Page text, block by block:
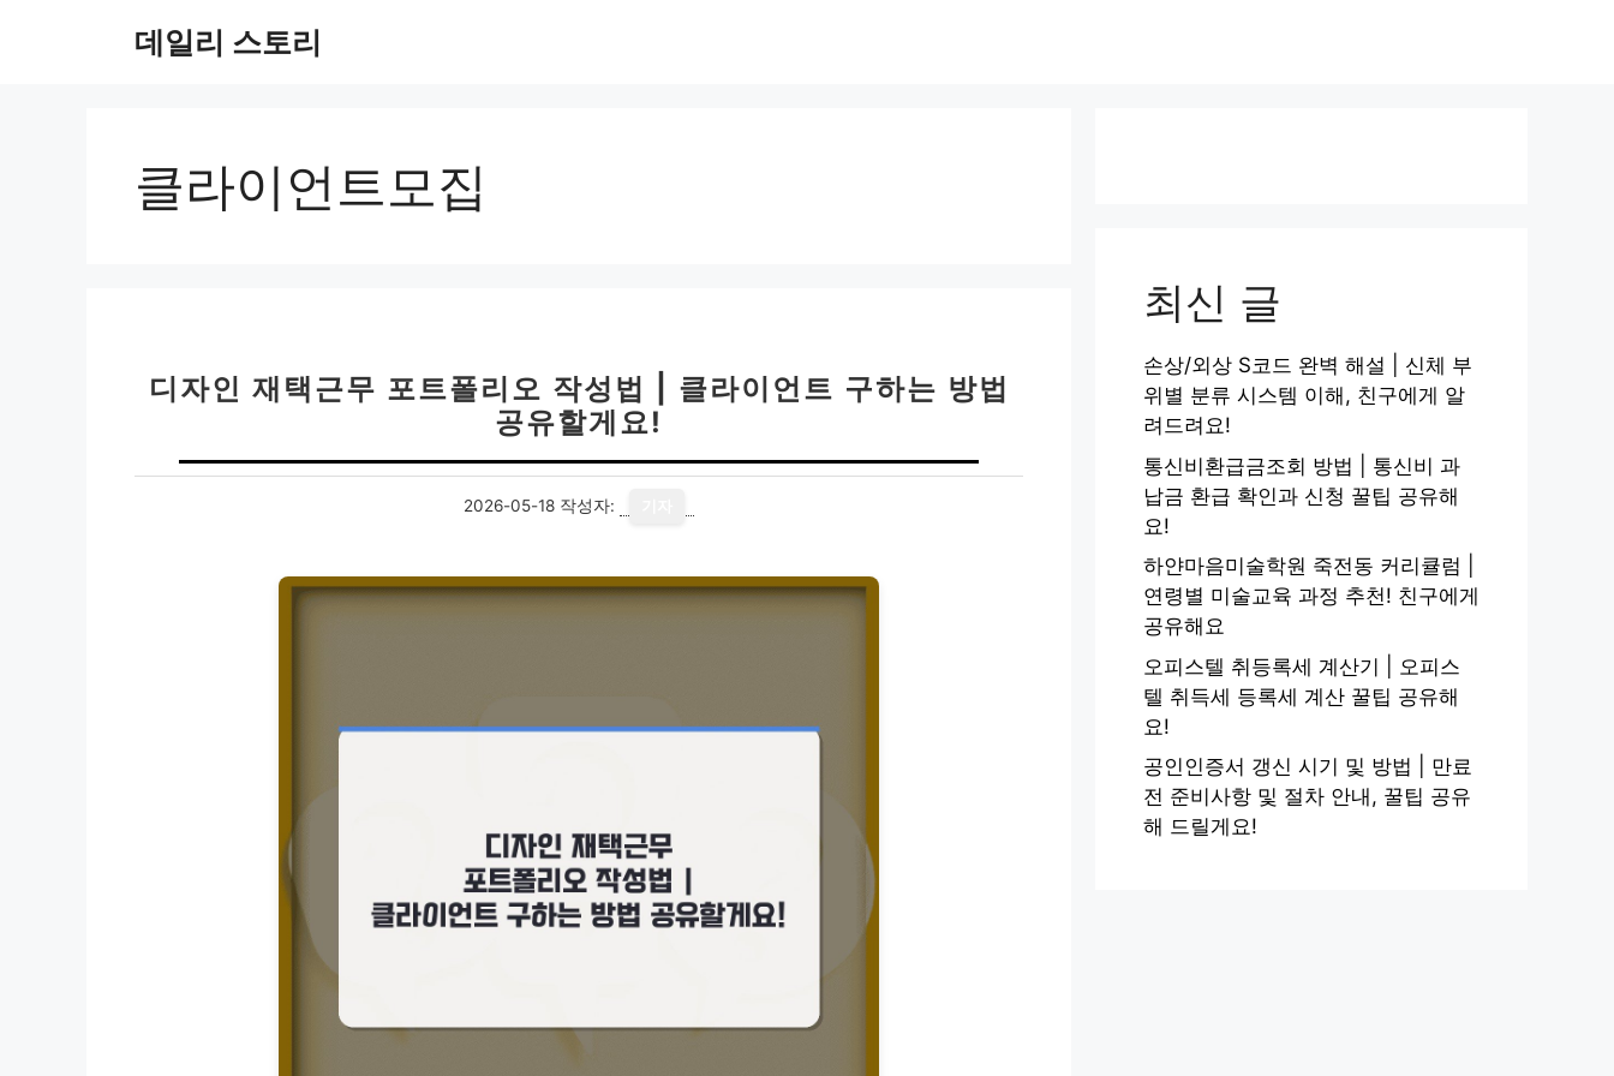
데일리 스토리
클라이언트모집
디자인 재택근무 포트폴리오 작성법 | 클라이언트 구하는 방법
공유할게요!
2026-05-18 작성자:
최신 글
손상/외상 S코드 완벽 해설 | 신체 부
위별 분류 시스템 이해, 친구에게 알
려드려요!
통신비환급금조회 방법 | 통신비 과
납금 환급 확인과 신청 꿀팁 공유해
요!
하얀마음미술학원 죽전동 커리큘럼 |
연령별 미술교육 과정 추천! 친구에게
공유해요
오피스텔 취등록세 계산기 | 오피스
텔 취득세 등록세 계산 꿀팁 공유해
요!
공인인증서 갱신 시기 및 방법 | 만료
전 준비사항 및 절차 안내, 꿀팁 공유
해 드릴게요!